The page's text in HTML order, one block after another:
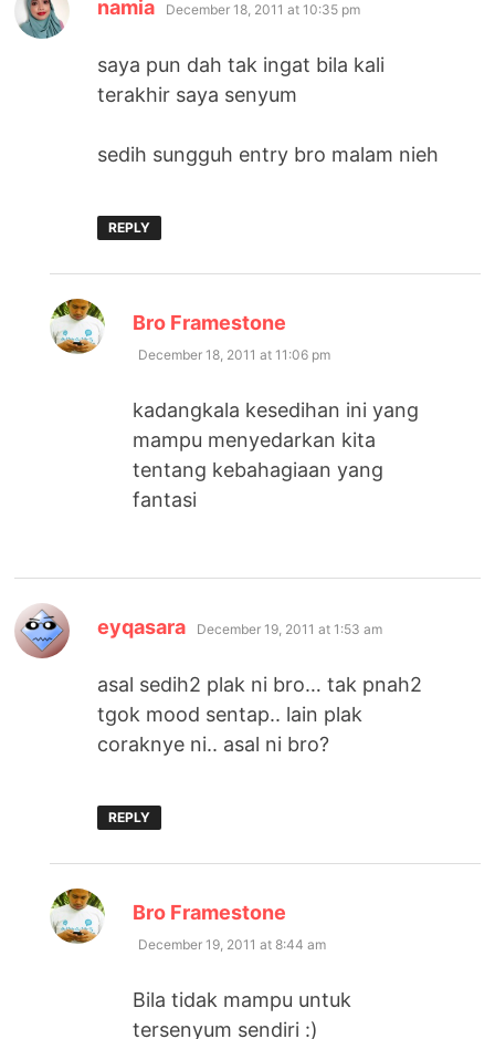
namia December 18, 2011 at 10:35 pm
saya pun dah tak ingat bila kali
terakhir saya senyum
sedih sungguh entry bro malam nieh
REPLY
Bro Framestone
December 18, 2011 at 11:06 pm
kadangkala kesedihan ini yang
mampu menyedarkan kita
tentang kebahagiaan yang
fantasi
eyqasara says:
December 19, 2011 at 1:53 am
asal sedih2 plak ni bro… tak pnah2
tgok mood sentap.. lain plak
coraknye ni.. asal ni bro?
REPLY
Bro Framestone
December 19, 2011 at 8:44 am
Bila tidak mampu untuk
tersenyum sendiri :)